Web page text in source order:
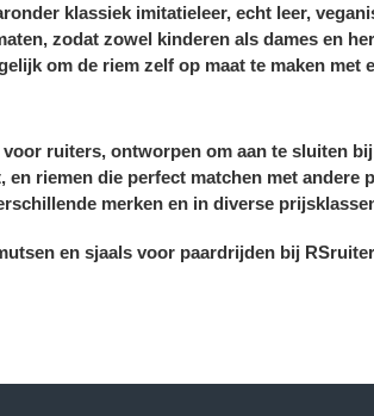
klassiek imitatieleer, echt leer,
zodat zowel kinderen als dames en
om de riem zelf op maat te maken met
ruiters, ontworpen om aan te sluiten
riemen die perfect matchen met andere
merken en in diverse
en sjaals voor paardrijden bij